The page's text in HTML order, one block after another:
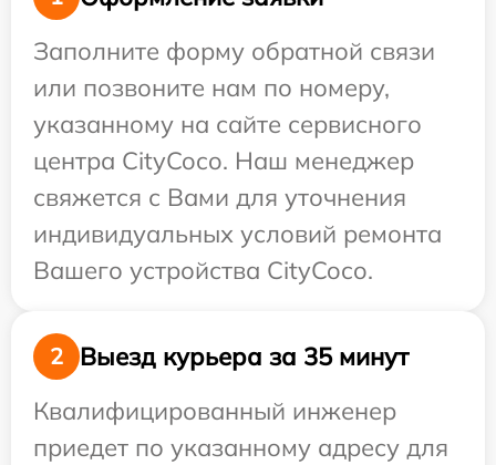
Заполните форму обратной связи
или позвоните нам по номеру,
указанному на сайте сервисного
центра CityCoco. Наш менеджер
свяжется с Вами для уточнения
индивидуальных условий ремонта
Вашего устройства CityCoco.
2
Выезд курьера за 35 минут
Квалифицированный инженер
приедет по указанному адресу для